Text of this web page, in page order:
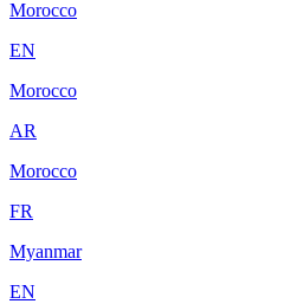
Morocco
EN
Morocco
AR
Morocco
FR
Myanmar
EN